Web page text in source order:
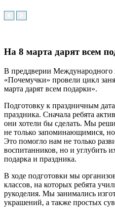
На 8 марта дарят всем
В преддверии Международного
«Почемучки» провели цикл
марта дарят всем подарки».
Подготовку к праздничным
праздника. Сначала ребята
они хотели бы сделать. Мы
не только запоминающимися,
Это помогло нам не только
воспитанников, но и углубить
подарка и праздника.
В ходе подготовки мы
классов, на которых ребята
рукоделия. Мы занимались
украшений, а также простых